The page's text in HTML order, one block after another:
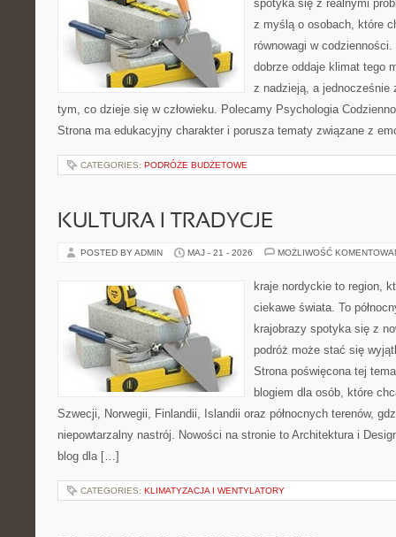
spotyka się z realnymi
z myślą o osobach, które
równowagi w
dobrze oddaje klimat tego
z nadzieją, a jednocześnie
tym, co dzieje się w człowieku. Polecamy Psychologia
Strona ma edukacyjny charakter i porusza tematy związane z
CATEGORIES: PODRÓŻE BUDŻETOWE
KULTURA I TRADYCJE
POSTED BY ADMIN MAJ - 21 - 2026 MOŻLIWOŚĆ
kraje nordyckie to region,
ciekawe świata. To
krajobrazy spotyka się z
podróż może stać się
Strona poświęcona tej
blogiem dla osób, które
Szwecji, Norwegii, Finlandii, Islandii oraz północnych terenów,
niepowtarzalny nastrój. Nowości na stronie to Architektura i
blog dla […]
CATEGORIES: KLIMATYZACJA I WENTYLATORY